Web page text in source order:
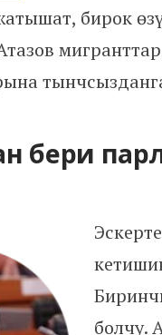
бирок
бери
болчу.